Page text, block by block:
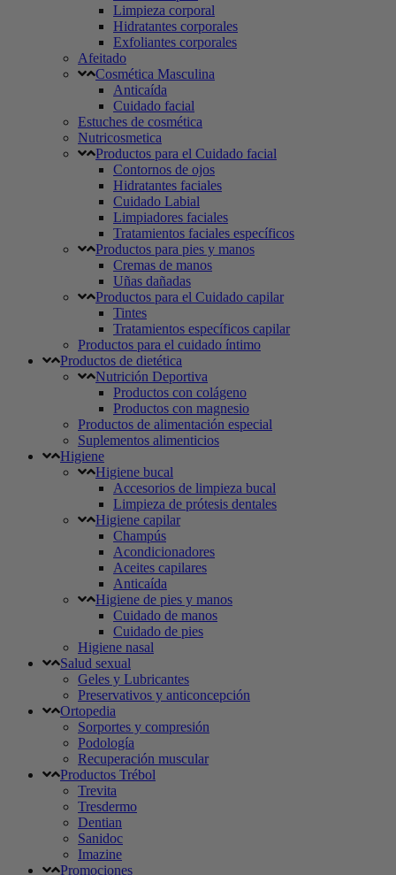
Limpieza corporal
Hidratantes corporales
Exfoliantes corporales
Afeitado
Cosmética Masculina
Anticaída
Cuidado facial
Estuches de cosmética
Nutricosmetica
Productos para el Cuidado facial
Contornos de ojos
Hidratantes faciales
Cuidado Labial
Limpiadores faciales
Tratamientos faciales específicos
Productos para pies y manos
Cremas de manos
Uñas dañadas
Productos para el Cuidado capilar
Tintes
Tratamientos específicos capilar
Productos para el cuidado íntimo
Productos de dietética
Nutrición Deportiva
Productos con colágeno
Productos con magnesio
Productos de alimentación especial
Suplementos alimenticios
Higiene
Higiene bucal
Accesorios de limpieza bucal
Limpieza de prótesis dentales
Higiene capilar
Champús
Acondicionadores
Aceites capilares
Anticaída
Higiene de pies y manos
Cuidado de manos
Cuidado de pies
Higiene nasal
Salud sexual
Geles y Lubricantes
Preservativos y anticoncepción
Ortopedia
Sorportes y compresión
Podología
Recuperación muscular
Productos Trébol
Trevita
Tresdermo
Dentian
Sanidoc
Imazine
Promociones